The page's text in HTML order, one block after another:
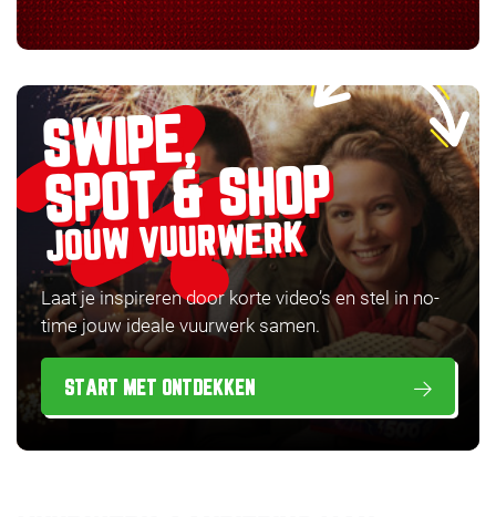
SWIPE,
SPOT & SHOP
JOUW VUURWERK
Laat je inspireren door korte video’s en stel in no-
time jouw ideale vuurwerk samen.
START MET ONTDEKKEN